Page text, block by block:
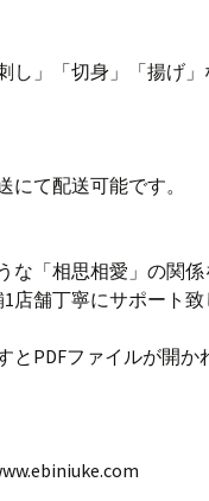
し」「切身」「揚げ
にて配送可能です。
な「相思相愛」の関係
店舗丁寧にサポート致
PDFファイルが開か